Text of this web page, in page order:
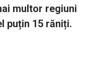
multor regiuni
puțin 15 răniți.